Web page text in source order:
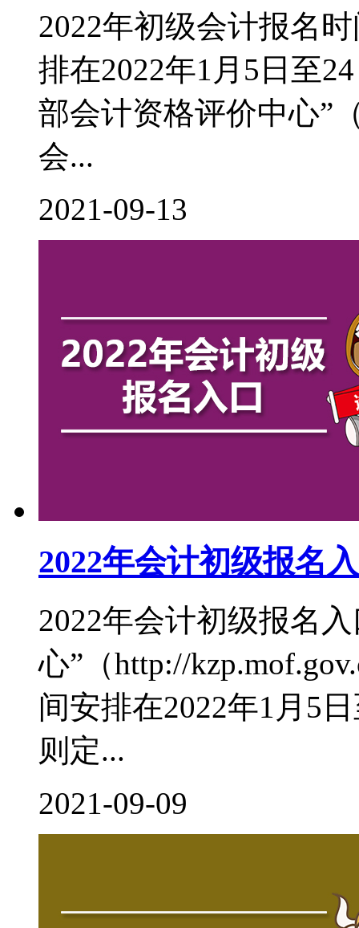
2022年初级会计报名
排在2022年1月5日至
部会计资格评价中心”
会...
2021-09-13
2022年会计初级报名
2022年会计初级报名
心”（http://
间安排在2022年1月5
则定...
2021-09-09